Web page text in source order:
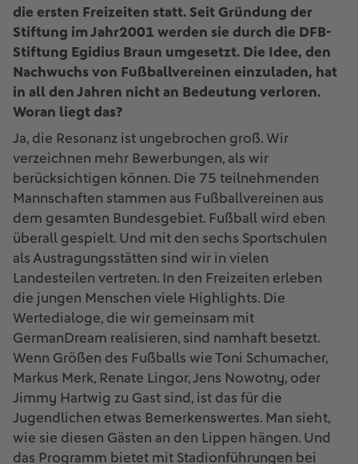
die ersten Freizeiten statt. Seit Gründung der
Stiftung im Jahr2001 werden sie durch die DFB-
Stiftung Egidius Braun umgesetzt. Die Idee, den
Nachwuchs von Fußballvereinen einzuladen, hat
in all den Jahren nicht an Bedeutung verloren.
Woran liegt das?
Ja, die Resonanz ist ungebrochen groß. Wir
verzeichnen mehr Bewerbungen, als wir
berücksichtigen können. Die 75 teilnehmenden
Mannschaften stammen aus Fußballvereinen aus
dem gesamten Bundesgebiet. Fußball wird eben
überall gespielt. Und mit den sechs Sportschulen
als Austragungsstätten sind wir in vielen
Landesteilen vertreten. In den Freizeiten erleben
die jungen Menschen viele Highlights. Die
Wertedialoge, die wir gemeinsam mit
GermanDream realisieren, sind namhaft besetzt.
Wenn Größen des Fußballs wie Toni Schumacher,
Markus Merk, Renate Lingor, Jens Nowotny, oder
Jimmy Hartwig zu Gast sind, ist das für die
Jugendlichen etwas Bemerkenswertes. Man sieht,
wie sie diesen Gästen an den Lippen hängen. Und
das Programm bietet mit Stadionführungen bei